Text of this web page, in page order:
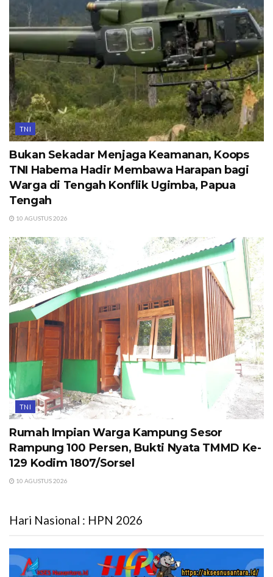
TNI
Bukan Sekadar Menjaga Keamanan, Koops
TNI Habema Hadir Membawa Harapan bagi
Warga di Tengah Konflik Ugimba, Papua
Tengah
10 AGUSTUS 2026
TNI
Rumah Impian Warga Kampung Sesor
Rampung 100 Persen, Bukti Nyata TMMD Ke-
129 Kodim 1807/Sorsel
10 AGUSTUS 2026
Hari Nasional : HPN 2026